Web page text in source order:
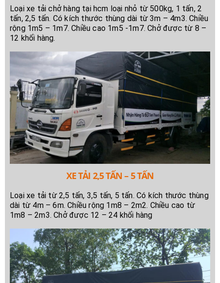
Loại xe tải chở hàng tại hcm loại nhỏ từ 500kg, 1 tấn, 2
tấn, 2,5 tấn. Có kích thước thùng dài từ 3m – 4m3. Chiều
rộng 1m5 – 1m7. Chiều cao 1m5 -1m7. Chở được từ 8 –
12 khối hàng.
XE TẢI 2,5 TẤN – 5 TẤN
Loại xe tải từ 2,5 tấn, 3,5 tấn, 5 tấn. Có kích thước thùng
dài từ 4m – 6m. Chiều rộng 1m8 – 2m2. Chiều cao từ
1m8 – 2m3. Chở được 12 – 24 khối hàng